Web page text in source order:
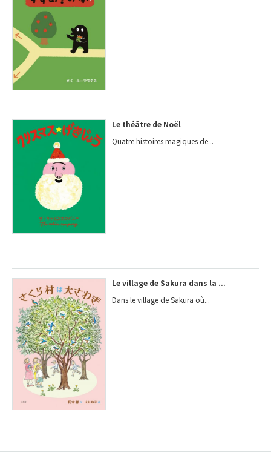
Le théâtre de Noël
Quatre histoires magiques de...
Le village de Sakura dans la ...
Dans le village de Sakura où...